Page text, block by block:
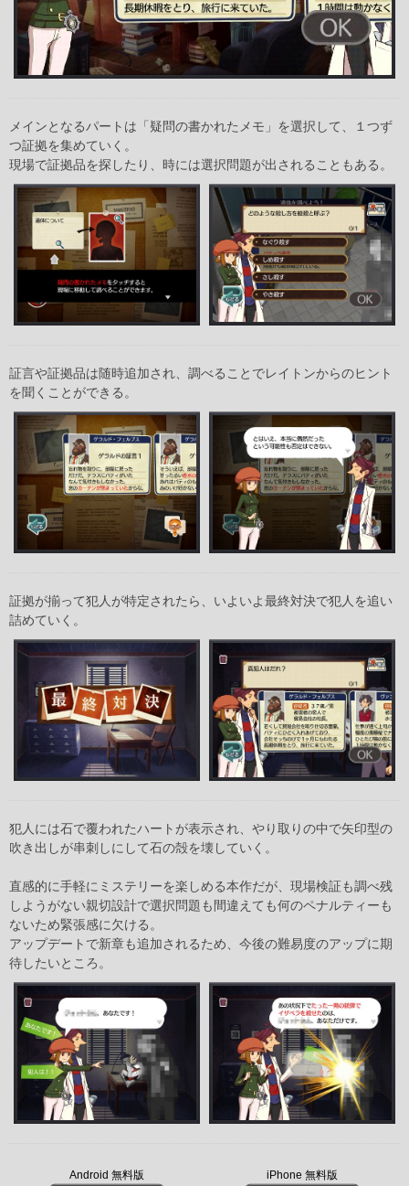
メインとなるパートは「疑問の書かれたメモ」を選択して、１つず
つ証拠を集めていく。
現場で証拠品を探したり、時には選択問題が出されることもある。
証言や証拠品は随時追加され、調べることでレイトンからのヒント
を聞くことができる。
証拠が揃って犯人が特定されたら、いよいよ最終対決で犯人を追い
詰めていく。
犯人には石で覆われたハートが表示され、やり取りの中で矢印型の
吹き出しが串刺しにして石の殻を壊していく。
直感的に手軽にミステリーを楽しめる本作だが、現場検証も調べ残
しようがない親切設計で選択問題も間違えても何のペナルティーも
ないため緊張感に欠ける。
アップデートで新章も追加されるため、今後の難易度のアップに期
待したいところ。
Android 無料版 iPhone 無料版